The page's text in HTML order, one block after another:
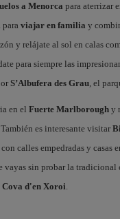
a Menorca para aterrizar
paraviajar en familia y
y relájate al sol en calas
para siempre las
S’Albufera des Grau, el
en el Fuerte Marlboroughy
es interesante visitar
calles empedradas y casas
vayas sin probar la
Cova d'en Xoroi.